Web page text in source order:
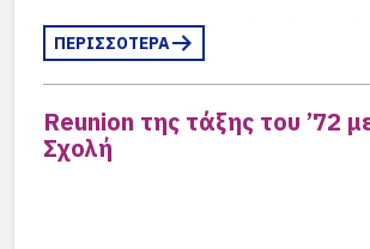
Θα ξαναπώ τα τετριμμένα, ότι αυτές
φέρνουν πίσω σε μια εποχή
σημερινά παιδιά της αντίστοιχης
ασχολούμαστε με τους φίλους, τα
καθηγητές και τα μαθήματά μας.
ένας στον άλλον. Δεν είχαμε
για τις δουλειές των μπαμπάδων
ΠΕΡΙΣΣΟΤΕΡΑ
Reunion της τάξης του ’72
Σχολή